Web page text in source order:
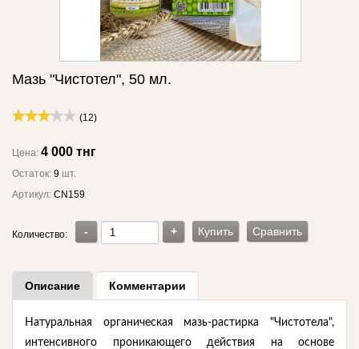
Мазь "Чистотел", 50 мл.
(12)
Цена: 4 000 тнг
Остаток: 9 шт.
Артикул: CN159
Количество: +
- Купить Сравнить
Описание Комментарии
Натуральная органическая мазь-растирка "Чистотела",
интенсивного проникающего действия на основе